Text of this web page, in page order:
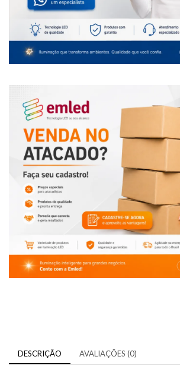
DESCRIÇÃO AVALIAÇÕES (0)